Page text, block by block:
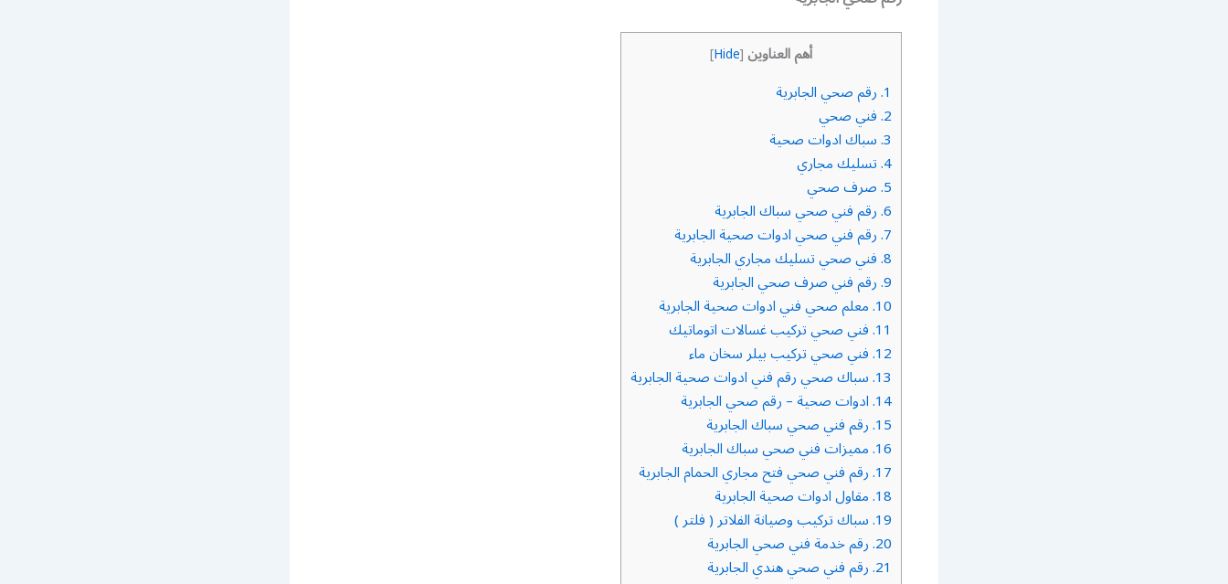
أهم العناوين [
Hide
]
1. رقم صحي الجابرية
2. فني صحي
3. سباك ادوات صحية
4. تسليك مجاري
5. صرف صحي
6. رقم فني صحي سباك الجابرية
7. رقم فني صحي ادوات صحية الجابرية
8. فني صحي تسليك مجاري الجابرية
9. رقم فني صرف صحي الجابرية
10. معلم صحي فني ادوات صحية الجابرية
11. فني صحي تركيب غسالات اتوماتيك
12. فني صحي تركيب بيلر سخان ماء
13. سباك صحي رقم فني ادوات صحية الجابرية
14. ادوات صحية – رقم صحي الجابرية
15. رقم فني صحي سباك الجابرية
16. مميزات فني صحي سباك الجابرية
17. رقم فني صحي فتح مجاري الحمام الجابرية
18. مقاول ادوات صحية الجابرية
19. سباك تركيب وصيانة الفلاتر ( فلتر )
20. رقم خدمة فني صحي الجابرية
21. رقم فني صحي هندي الجابرية